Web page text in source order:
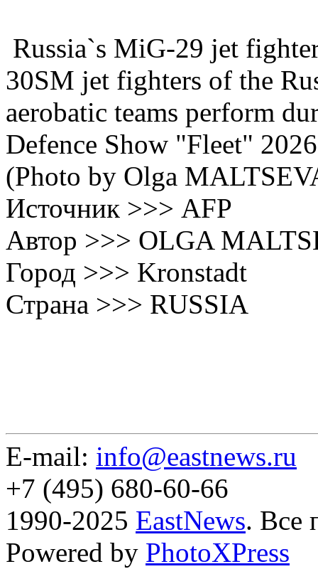
Russia`s MiG-29 jet
30SM jet fighters of the
aerobatic teams perform
Defence Show "Fleet"
(Photo by Olga
Источник >>> AFP
Автор >>> OLGA
Город >>> Kronstadt
Страна >>> RUSSIA
E-mail: info@eastnews.ru
+7 (495) 680-60-66
1990-2025 EastNews. Все
Powered by PhotoXPress